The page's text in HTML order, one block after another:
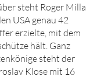
steht Roger Milla
USA genau 42
erzielte, mit dem
hält. Ganz
steht der
Klose mit 16